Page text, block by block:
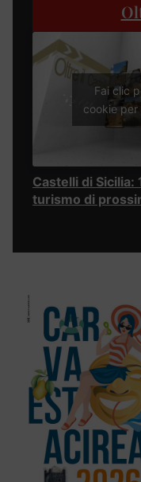
Fai clic
cookie
Castelli di Sicilia:
turismo di